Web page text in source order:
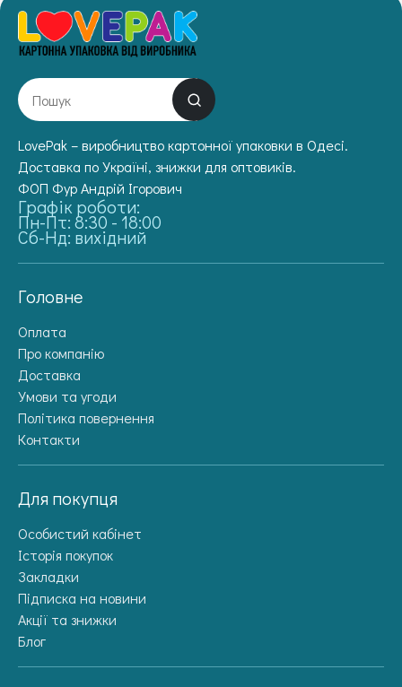
LovePak – виробництво картонної упаковки в Одесі.
Доставка по Україні, знижки для оптовиків.
ФОП Фур Андрій Ігорович
Графік роботи:
Пн-Пт: 8:30 - 18:00
Сб-Нд: вихідний
Головне
Оплата
Про компанію
Доставка
Умови та угоди
Політика повернення
Контакти
Для покупця
Особистий кабінет
Історія покупок
Закладки
Підписка на новини
Акції та знижки
Блог